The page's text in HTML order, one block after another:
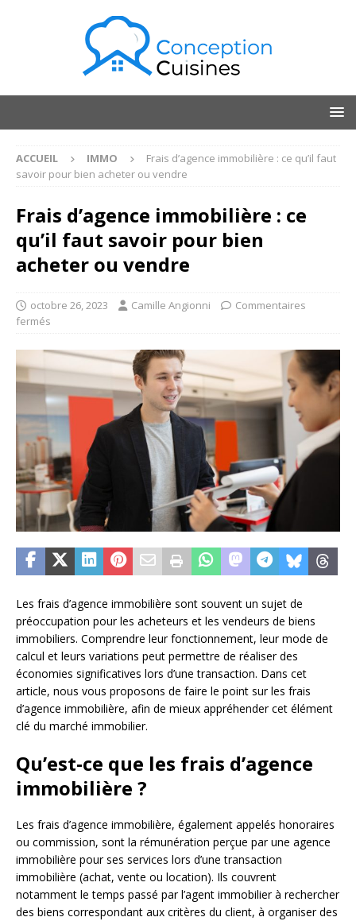
ACCUEIL IMMO
Frais d’agence immobilière : ce qu’il faut
savoir pour bien acheter ou vendre
Frais d’agence immobilière : ce
qu’il faut savoir pour bien
acheter ou vendre
octobre 26, 2023 Camille Angionni
Commentaires
fermés
Les frais d’agence immobilière sont souvent un sujet de
préoccupation pour les acheteurs et les vendeurs de biens
immobiliers. Comprendre leur fonctionnement, leur mode de
calcul et leurs variations peut permettre de réaliser des
économies significatives lors d’une transaction. Dans cet
article, nous vous proposons de faire le point sur les frais
d’agence immobilière, afin de mieux appréhender cet élément
clé du marché immobilier.
Qu’est-ce que les frais d’agence
immobilière ?
Les frais d’agence immobilière, également appelés honoraires
ou commission, sont la rémunération perçue par une agence
immobilière pour ses services lors d’une transaction
immobilière (achat, vente ou location). Ils couvrent
notamment le temps passé par l’agent immobilier à rechercher
des biens correspondant aux critères du client, à organiser des